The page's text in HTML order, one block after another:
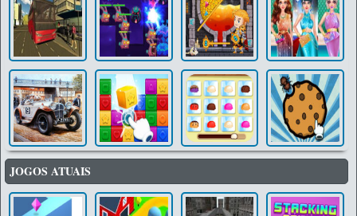
JOGOS ATUAIS